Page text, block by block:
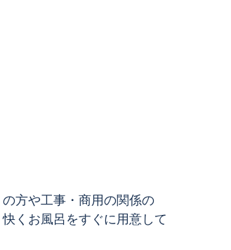
方や工事・商用の関係の
くお風呂をすぐに用意して